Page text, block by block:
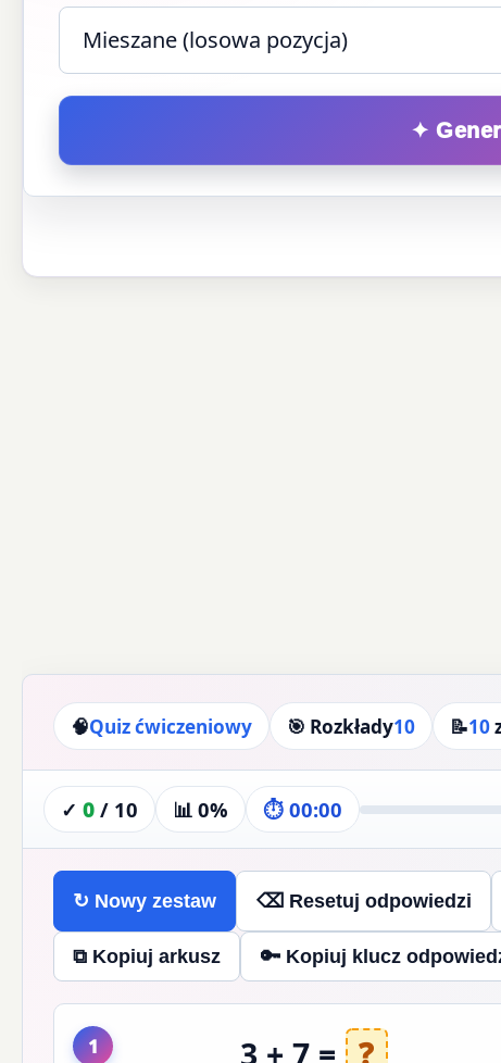
✦
🧠Quiz ćwiczeniowy 🎯 Rozkłady10 📝10
✓ 0 / 10 📊 0% ⏱ 00:00
↻ Nowy zestaw ⌫ Resetuj odpowiedzi
⧉ Kopiuj arkusz 🔑 Kopiuj klucz
1 3 + 7 = ?